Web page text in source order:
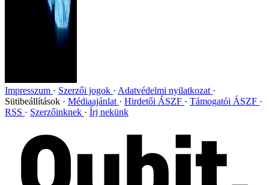
Impresszum Szerzői jogok
Adatvédelmi nyilatkozat
Sütibeállítások
Médiaajánlat Hirdetői ÁSZF
Támogatói ÁSZF
RSS
Szerzőinknek Írj nekünk